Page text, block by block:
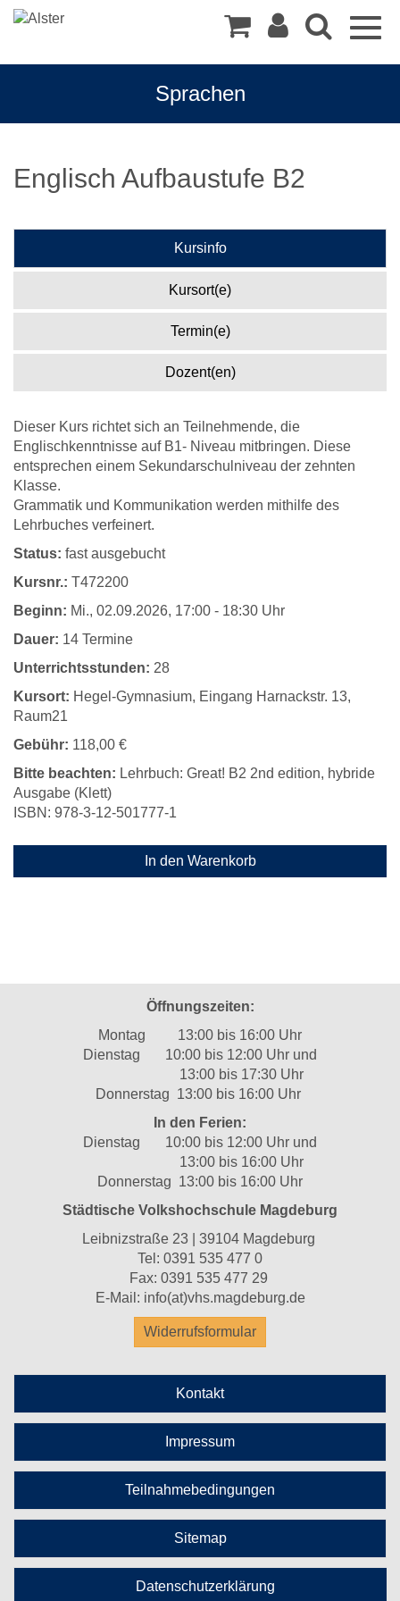
Sprachen
Englisch Aufbaustufe B2
Kursinfo
Kursort(e)
Termin(e)
Dozent(en)
Dieser Kurs richtet sich an Teilnehmende, die
Englischkenntnisse auf B1- Niveau mitbringen. Diese
entsprechen einem Sekundarschulniveau der zehnten
Klasse.
Grammatik und Kommunikation werden mithilfe des
Lehrbuches verfeinert.
Status: fast ausgebucht
Kursnr.: T472200
Beginn: Mi., 02.09.2026, 17:00 - 18:30 Uhr
Dauer: 14 Termine
Unterrichtsstunden: 28
Kursort: Hegel-Gymnasium, Eingang Harnackstr. 13,
Raum21
Gebühr: 118,00 €
Bitte beachten: Lehrbuch: Great! B2 2nd edition, hybride
Ausgabe (Klett)
ISBN: 978-3-12-501777-1
In den Warenkorb
Öffnungszeiten:
Montag 13:00 bis 16:00 Uhr
Dienstag 10:00 bis 12:00 Uhr und
13:00 bis 17:30 Uhr
Donnerstag 13:00 bis 16:00 Uhr
In den Ferien:
Dienstag 10:00 bis 12:00 Uhr und
13:00 bis 16:00 Uhr
Donnerstag 13:00 bis 16:00 Uhr
Städtische Volkshochschule Magdeburg
Leibnizstraße 23 | 39104 Magdeburg
Tel: 0391 535 477 0
Fax: 0391 535 477 29
E-Mail: info(at)vhs.magdeburg.de
Widerrufsformular
Kontakt
Impressum
Teilnahmebedingungen
Sitemap
Datenschutzerklärung